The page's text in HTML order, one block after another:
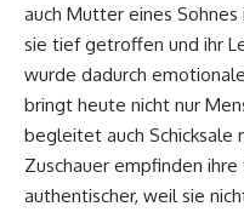
auch Mutter eines
sie tief getroffen und ihr
wurde dadurch
bringt heute nicht nur
begleitet auch Schicksale
Zuschauer empfinden
authentischer, weil sie